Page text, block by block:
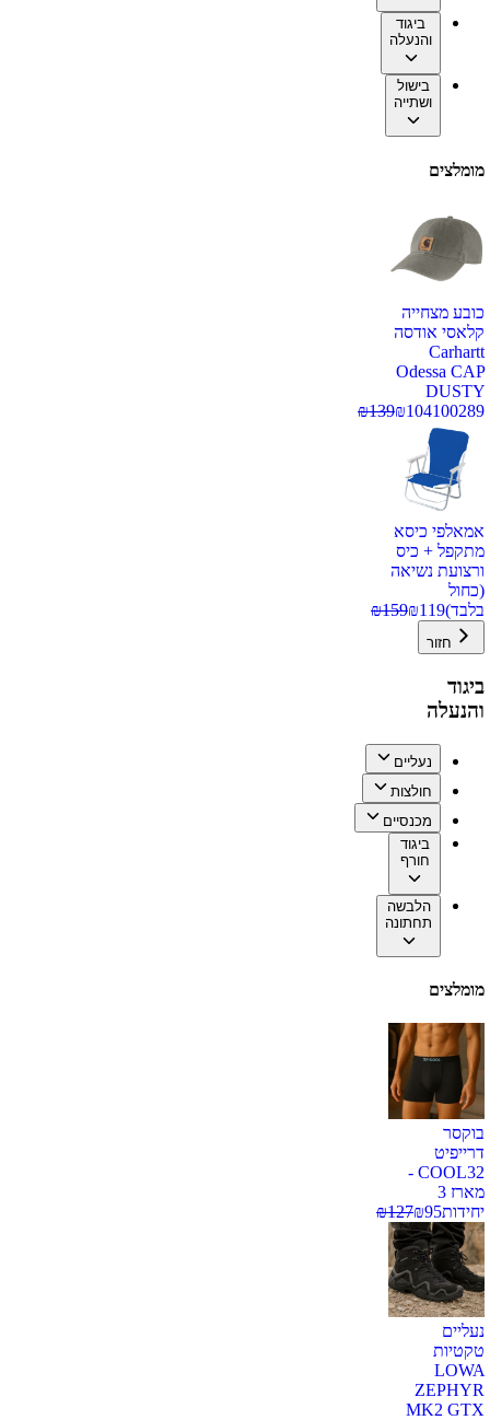
ביגוד
והנעלה
בישול
ושתייה
מומלצים
כובע מצחייה
קלאסי אודסה
Carhartt
Odessa CAP
DUSTY
100289
₪104
₪139
אמאלפי כיסא
מתקפל + כיס
ורצועת נשיאה
(כחול
בלבד)
₪119
₪159
חזור
ביגוד
והנעלה
נעליים
חולצות
מכנסיים
ביגוד
חורף
הלבשה
תחתונה
מומלצים
בוקסר
דרייפיט
COOL32 -
מארז 3
יחידות
₪95
₪127
נעליים
טקטיות
LOWA
ZEPHYR
MK2 GTX